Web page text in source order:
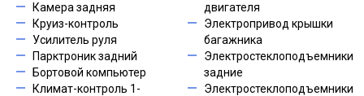
Камера задняя
Круиз-контроль
Усилитель руля
Парктроник задний
Бортовой компьютер
Климат-контроль 1-
двигателя
Электропривод крышки
багажника
Электростеклоподъемники
задние
Электростеклоподъемники